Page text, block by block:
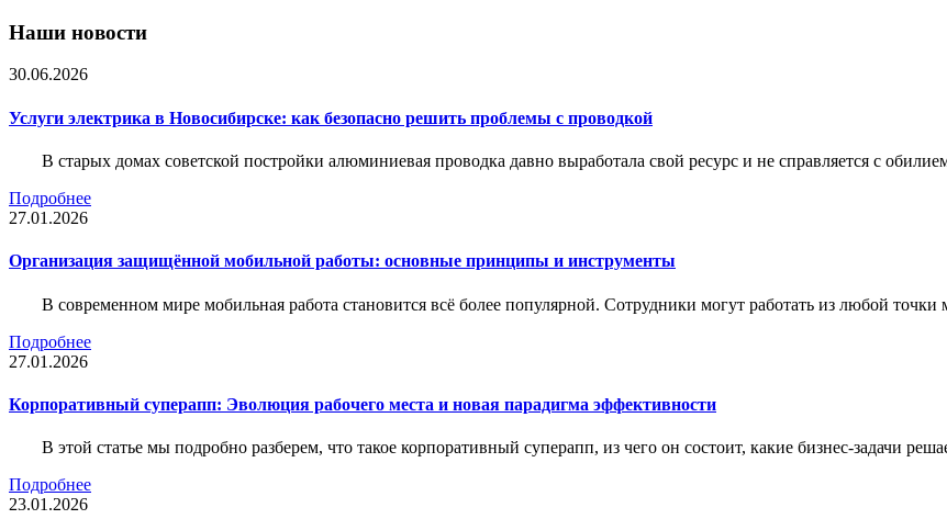
Наши новости
30.06.2026
Услуги электрика в Новосибирске: как безопасно решить проблемы с проводкой
В старых домах советской постройки алюминиевая проводка давно выработала свой ресурс и не справляется с
Подробнее
27.01.2026
Организация защищённой мобильной работы: основные принципы и инструменты
В современном мире мобильная работа становится всё более популярной. Сотрудники могут работать из любой точки
Подробнее
27.01.2026
Корпоративный суперапп: Эволюция рабочего места и новая парадигма эффективности
В этой статье мы подробно разберем, что такое корпоративный суперапп, из чего он состоит, какие бизнес-задачи
Подробнее
23.01.2026